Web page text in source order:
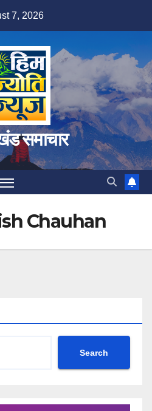
7, 2026
समाचार
Chauhan
Search